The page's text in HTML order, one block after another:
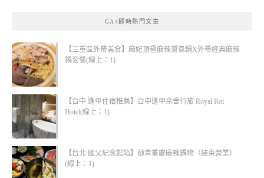
GA4即時熱門文章
【三重區外帶美食】麻妃頂極麻辣鴛鴦鍋X外帶經典麻辣
鍋套餐(線上：1)
【台中 逢甲住宿推薦】台中逢甲余舍行旅 Royal Roi
Hotel(線上：1)
【台北 國父紀念館站】蓹青重慶麻辣鍋物（結束營業）
(線上：1)